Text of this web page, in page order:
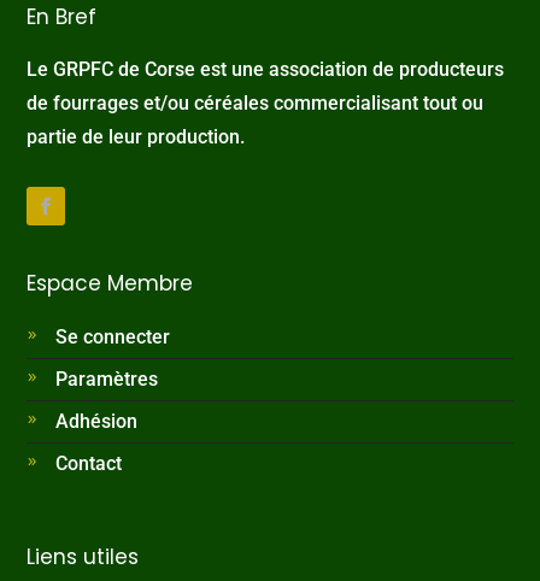
En Bref
Le GRPFC de Corse est une association de producteurs
de fourrages et/ou céréales commercialisant tout ou
partie de leur production.
Espace Membre
Se connecter
Paramètres
Adhésion
Contact
Liens utiles